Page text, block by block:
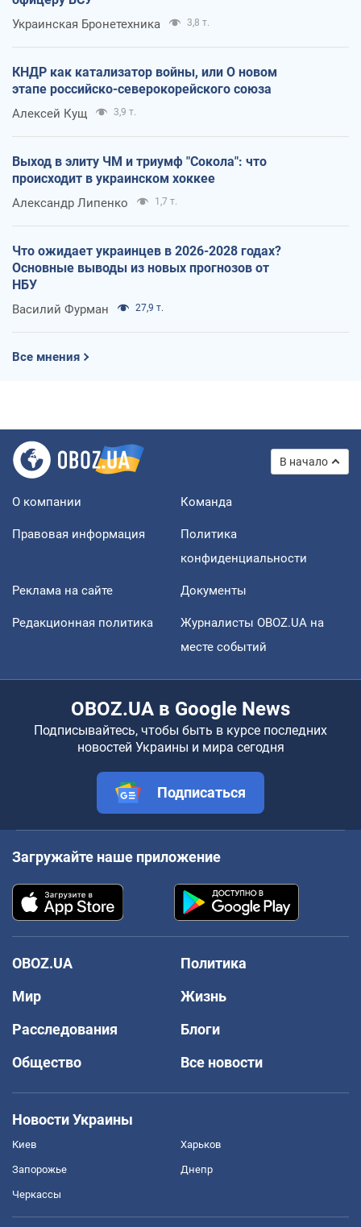
Украинская Бронетехника 3,8 т.
КНДР как катализатор войны, или О новом
этапе российско-северокорейского союза
Алексей Кущ 3,9 т.
Выход в элиту ЧМ и триумф "Сокола": что
происходит в украинском хоккее
Александр Липенко 1,7 т.
Что ожидает украинцев в 2026-2028 годах?
Основные выводы из новых прогнозов от
НБУ
Василий Фурман 27,9 т.
Все мнения
В начало
О компании Команда
Правовая информация
Политика
конфиденциальности
Реклама на сайте Документы
Редакционная политика
Журналисты OBOZ.UA на
месте событий
OBOZ.UA в Google News
Подписывайтесь, чтобы быть в курсе последних
новостей Украины и мира сегодня
Подписаться
Загружайте наше приложение
OBOZ.UA
Политика
Мир
Жизнь
Расследования
Блоги
Общество
Все новости
Новости Украины
Киев Харьков
Запорожье Днепр
Черкассы